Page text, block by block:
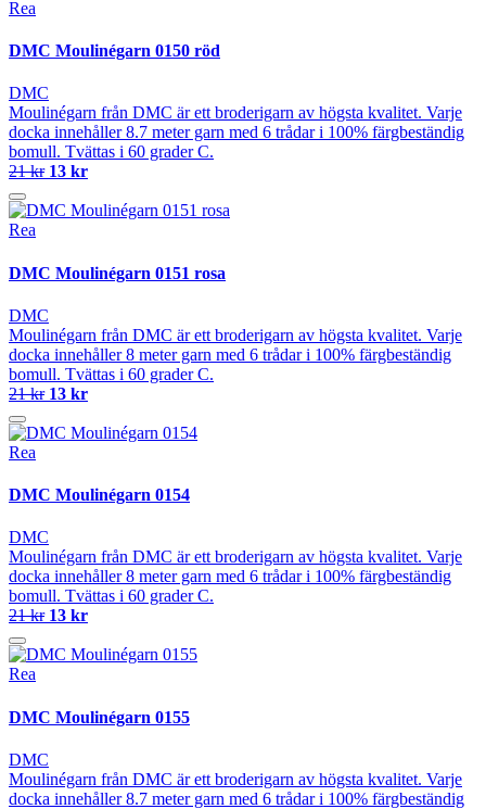
Rea
DMC Moulinégarn 0150 röd
DMC
Moulinégarn från DMC är ett broderigarn av högsta kvalitet. Varje
docka innehåller 8.7 meter garn med 6 trådar i 100% färgbeständig
bomull. Tvättas i 60 grader C.
21 kr 13 kr
Rea
DMC Moulinégarn 0151 rosa
DMC
Moulinégarn från DMC är ett broderigarn av högsta kvalitet. Varje
docka innehåller 8 meter garn med 6 trådar i 100% färgbeständig
bomull. Tvättas i 60 grader C.
21 kr 13 kr
Rea
DMC Moulinégarn 0154
DMC
Moulinégarn från DMC är ett broderigarn av högsta kvalitet. Varje
docka innehåller 8 meter garn med 6 trådar i 100% färgbeständig
bomull. Tvättas i 60 grader C.
21 kr 13 kr
Rea
DMC Moulinégarn 0155
DMC
Moulinégarn från DMC är ett broderigarn av högsta kvalitet. Varje
docka innehåller 8.7 meter garn med 6 trådar i 100% färgbeständig